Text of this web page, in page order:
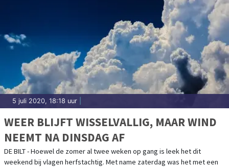
5 juli 2020, 18:18 uur
WEER BLIJFT WISSELVALLIG, MAAR WIND
NEEMT NA DINSDAG AF
DE BILT - Hoewel de zomer al twee weken op gang is leek het dit
weekend bij vlagen herfstachtig. Met name zaterdag was het met een